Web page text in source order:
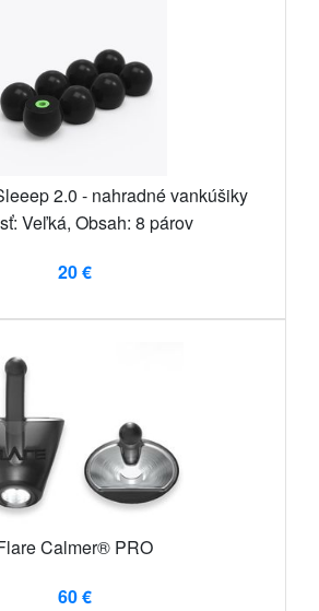
2.0 - nahradné vankúšiky
Veľká, Obsah: 8 párov
20 €
Calmer® PRO
60 €